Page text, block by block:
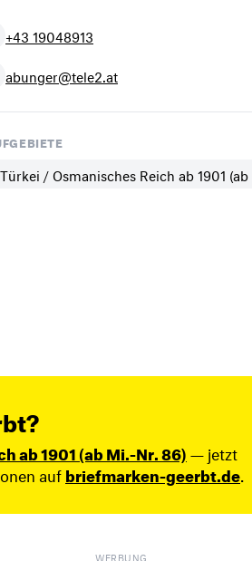
+43 19048913
abunger@tele2.at
Türkei / Osmanisches Reich ab 1901
ab 1901 (ab Mi.-Nr. 86)— jetzt
aufbriefmarken-geerbt.de
WERBUNG